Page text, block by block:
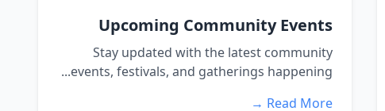
Upcoming Community Events
Stay updated with the latest community
events, festivals, and gatherings happening...
Read More →